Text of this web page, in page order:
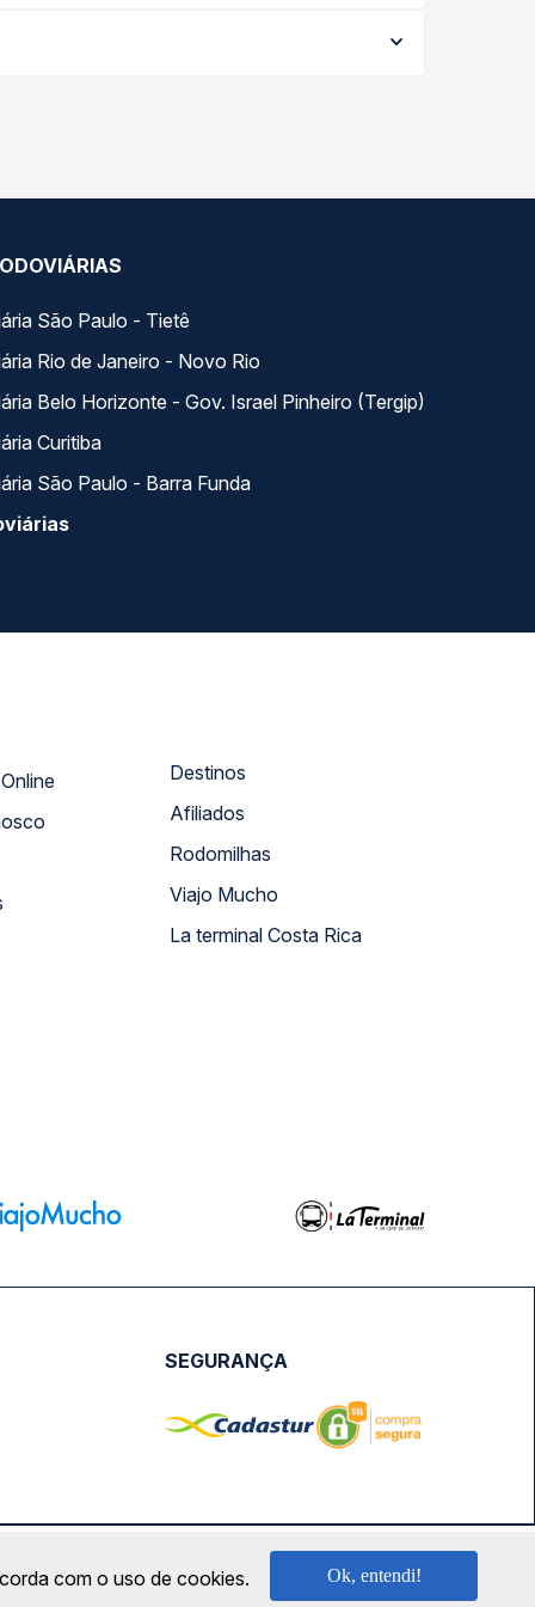
em tempo real e garante a melhor oferta
São Paulo - Tietê
Rio de Janeiro - Novo Rio
Belo Horizonte - Gov. Israel Pinheiro (Tergip)
Curitiba
São Paulo - Barra Funda
Atendimento Online
Destinos
Afiliados
Rodomilhas
Viajo Mucho
La terminal Costa Rica
SEGURANÇA
0001-57 | saconibus@queropassagem.com.br
com o uso de cookies. Ok, entendi!